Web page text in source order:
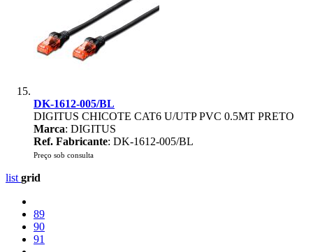
DK-1612-005/BL
DIGITUS CHICOTE CAT6 U/UTP PVC 0.5MT PRETO
Marca: DIGITUS
Ref. Fabricante: DK-1612-005/BL
Preço sob consulta
list grid
89
90
91